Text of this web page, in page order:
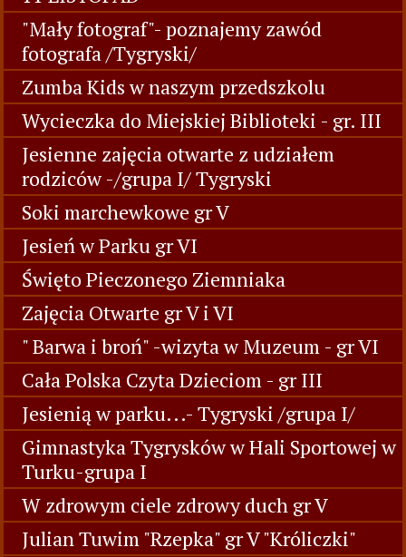
gr V
AUDYCJA MUZYCZNA- "Jesienna Zaduma"
AUDYCJA z Okazji Święta Niepodległości -
11 LISTOPAD
"Mały fotograf"- poznajemy zawód
fotografa /Tygryski/
Zumba Kids w naszym przedszkolu
Wycieczka do Miejskiej Biblioteki - gr. III
Jesienne zajęcia otwarte z udziałem
rodziców -/grupa I/ Tygryski
Soki marchewkowe gr V
Jesień w Parku gr VI
Święto Pieczonego Ziemniaka
Zajęcia Otwarte gr V i VI
" Barwa i broń" -wizyta w Muzeum - gr VI
Cała Polska Czyta Dzieciom - gr III
Jesienią w parku...- Tygryski /grupa I/